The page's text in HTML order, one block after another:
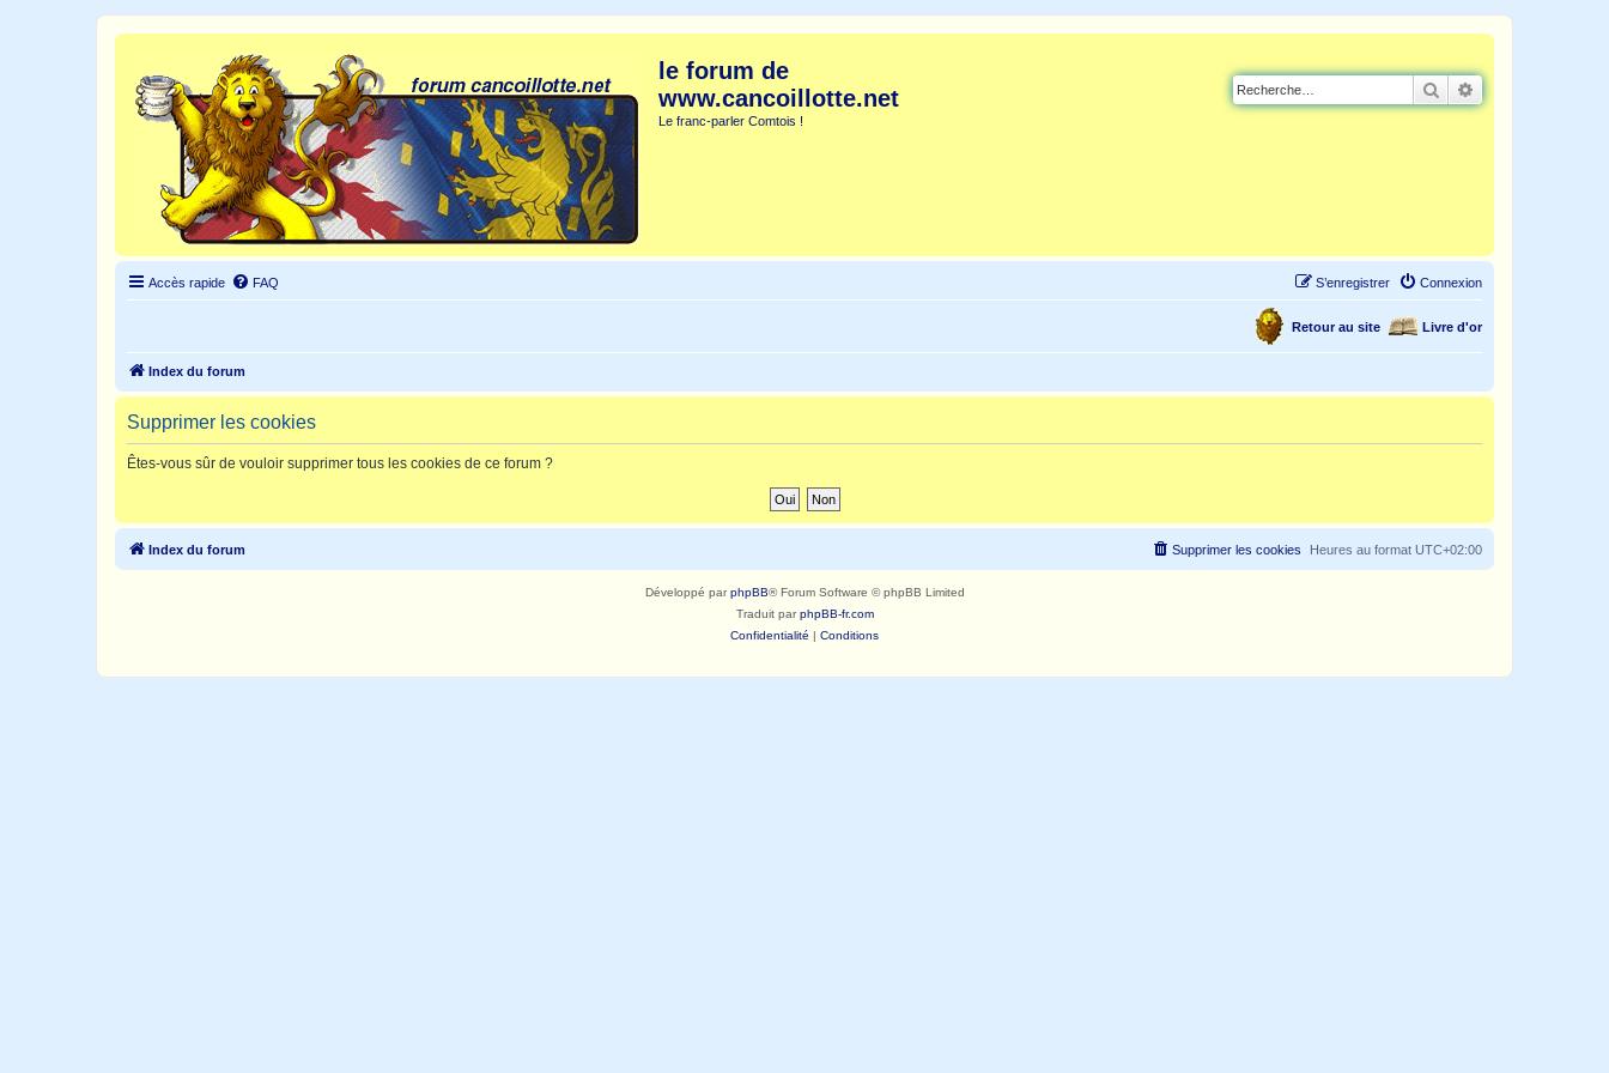
le forum de
www.cancoillotte.net
Le franc-parler Comtois !
Rechercher
Accès rapide FAQ Connexion
S’enregistrer
Livre d'or
Retour au site
Index du forum
Supprimer les cookies
Êtes-vous sûr de vouloir supprimer tous les cookies de ce forum ?
Index du forum Heures au format UTC+02:00
Supprimer les cookies
Développé parphpBB® Forum Software © phpBB Limited
Traduit parphpBB-fr.com
Confidentialité | Conditions